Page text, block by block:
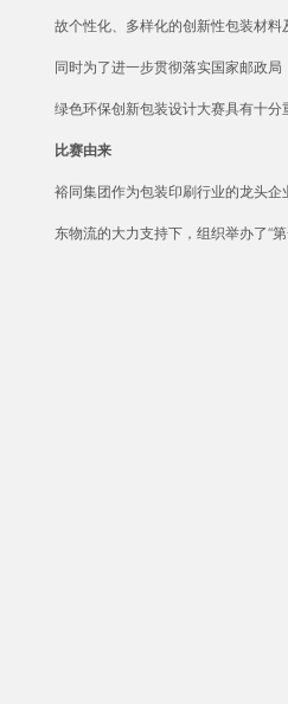
故个性化、多样化的创新性包装材料
同时为了进一步贯彻落实国家邮政
绿色环保创新包装设计大赛具有十分
比赛由来
裕同集团作为包装印刷行业的龙头
东物流的大力支持下，组织举办了“